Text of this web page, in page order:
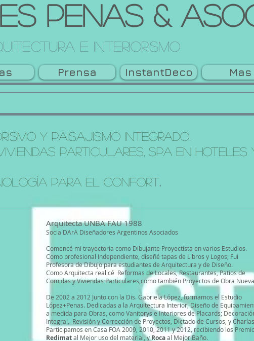
Penas &
e interiorismo
Prensa InstantDeco Mas
y Paisajismo Integrado.
Particulares, SPA en Hoteles
para el confort
Arquitecta UNBA FAU 1988
Socia DArA Diseñadores Argentinos Asociados
Comencé mi trayectoria como Dibujante Proyectista en varios Estudios.
Como profesional Independiente, diseñé tapas de Libros y Logos; Fui
Profesora de Dibujo para estudiantes de Arquitectura y de Diseño.
Como Arquitecta realicé Reformas de Locales, Restaurantes, Patios de
Comidas y Viviendas Particulares,como también Proyectos de Obra
De 2002 a 2012 Junto con la Dis. Gabriela López, formamos el Estudio
López+Penas. Dedicadas a la Arquitectura Interior, Diseño de
a medida para Obras, como Vanitorys e Interiores de Placards;
Integral, Revisión y Corrección de Proyectos, Dictado de Cursos, y
Participamos en Casa FOA 2009, 2010, 2011 y 2012, recibiendo los
Redimatal Mejor uso del material, yRocaal Mejor Baño.